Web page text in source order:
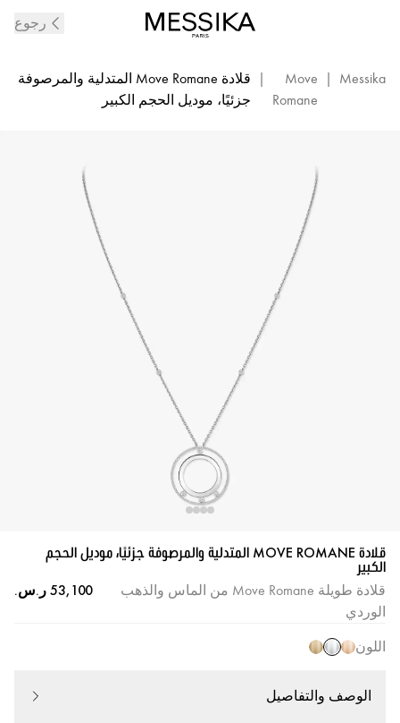
Romane
رجوع
Messika
|
Move
Romane
|
قلادة Move Romane المتدلية والمرصوفة
جزئيًا، موديل الحجم الكبير
قلادة MOVE ROMANE المتدلية والمرصوفة جزئيًا، موديل الحجم
الكبير
قلادة طويلة Move Romane من الماس والذهب
الوردي
اللون
الوصف والتفاصيل